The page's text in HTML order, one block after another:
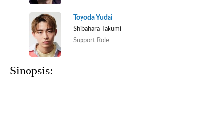
Toyoda Yudai
Shibahara Takumi
Support Role
Sinopsis: